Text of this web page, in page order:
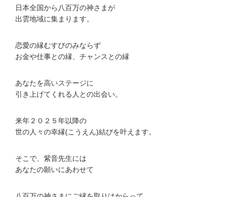
日本全国から八百万の神さまが
出雲地域に集まります。
恋愛の縁むすびのみならず
お金や仕事との縁、チャンスとの縁
あなたを高いステージに
引き上げてくれる人との出会い。
来年２０２５年以降の
世の人々の幸縁(こうえん)結びを叶えます。
そこで、紫音先生には
あなたの願いにあわせて